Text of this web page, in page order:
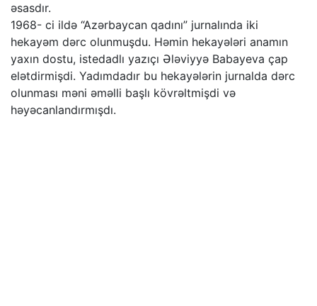
əsasdır.
1968- ci ildə “Azərbaycan qadını” jurnalında iki
hekayəm dərc olunmuşdu. Həmin hekayələri anamın
yaxın dostu, istedadlı yazıçı Ələviyyə Babayeva çap
elətdirmişdi. Yadımdadır bu hekayələrin jurnalda dərc
olunması məni əməlli başlı kövrəltmişdi və
həyəcanlandırmışdı.